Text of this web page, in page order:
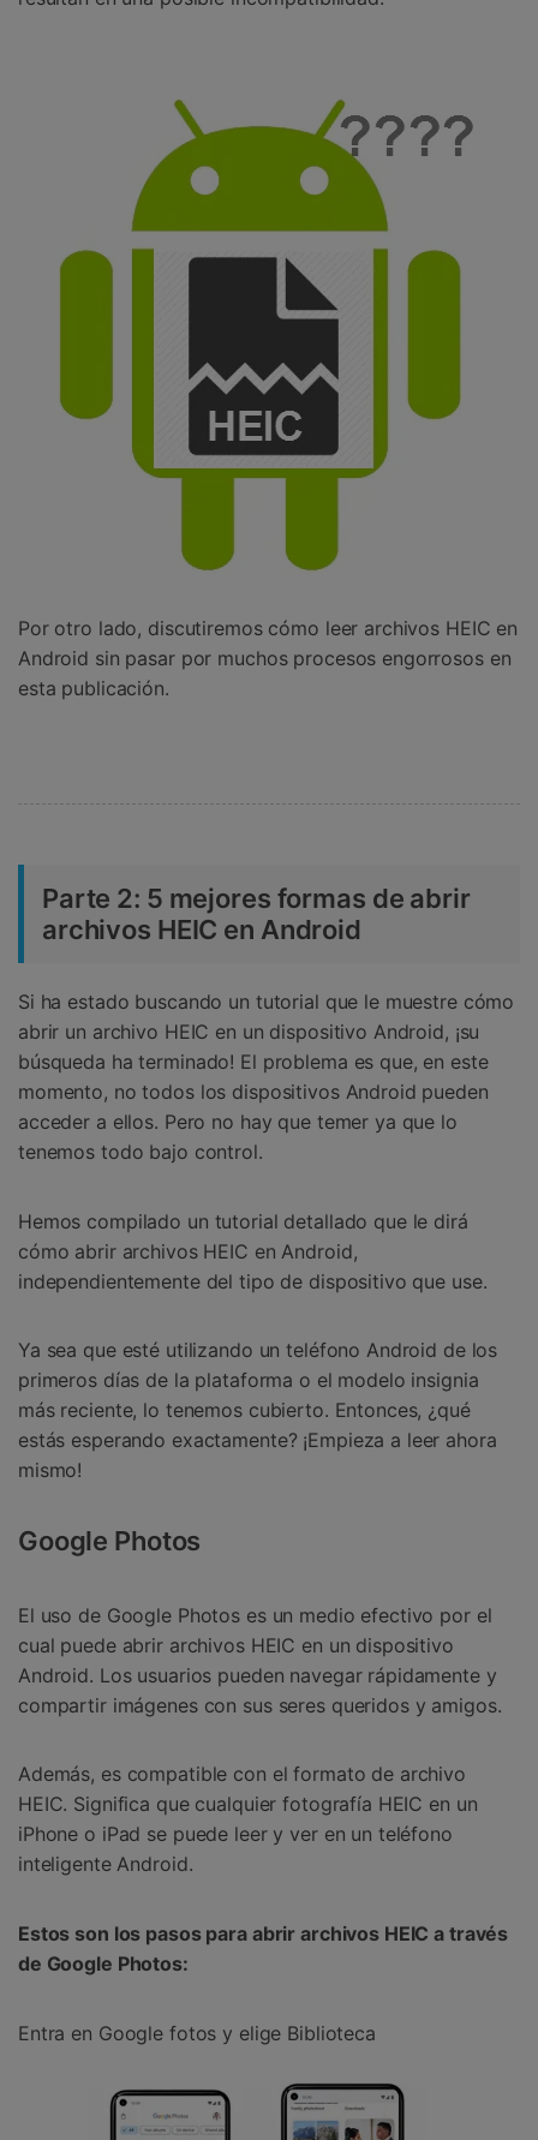
Por otro lado, discutiremos cómo leer archivos HEIC en
Android sin pasar por muchos procesos engorrosos en
esta publicación.
Parte 2: 5 mejores formas de abrir
archivos HEIC en Android
Si ha estado buscando un tutorial que le muestre cómo
abrir un archivo HEIC en un dispositivo Android, ¡su
búsqueda ha terminado! El problema es que, en este
momento, no todos los dispositivos Android pueden
acceder a ellos. Pero no hay que temer ya que lo
tenemos todo bajo control.
Hemos compilado un tutorial detallado que le dirá
cómo abrir archivos HEIC en Android,
independientemente del tipo de dispositivo que use.
Ya sea que esté utilizando un teléfono Android de los
primeros días de la plataforma o el modelo insignia
más reciente, lo tenemos cubierto. Entonces, ¿qué
estás esperando exactamente? ¡Empieza a leer ahora
mismo!
Google Photos
El uso de Google Photos es un medio efectivo por el
cual puede abrir archivos HEIC en un dispositivo
Android. Los usuarios pueden navegar rápidamente y
compartir imágenes con sus seres queridos y amigos.
Además, es compatible con el formato de archivo
HEIC. Significa que cualquier fotografía HEIC en un
iPhone o iPad se puede leer y ver en un teléfono
inteligente Android.
Estos son los pasos para abrir archivos HEIC a través
de Google Photos:
Entra en Google fotos y elige Biblioteca